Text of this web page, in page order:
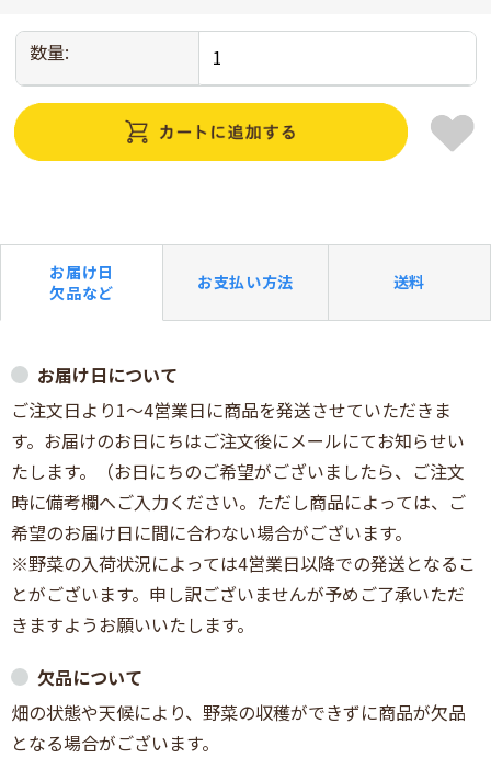
数量:
お届け日
欠品など
お支払い方法 送料
お届け日について
ご注文日より1～4営業日に商品を発送させていただきま
す。お届けのお日にちはご注文後にメールにてお知らせい
たします。（お日にちのご希望がございましたら、ご注文
時に備考欄へご入力ください。ただし商品によっては、ご
希望のお届け日に間に合わない場合がございます。
※野菜の入荷状況によっては4営業日以降での発送となるこ
とがございます。申し訳ございませんが予めご了承いただ
きますようお願いいたします。
欠品について
畑の状態や天候により、野菜の収穫ができずに商品が欠品
となる場合がございます。